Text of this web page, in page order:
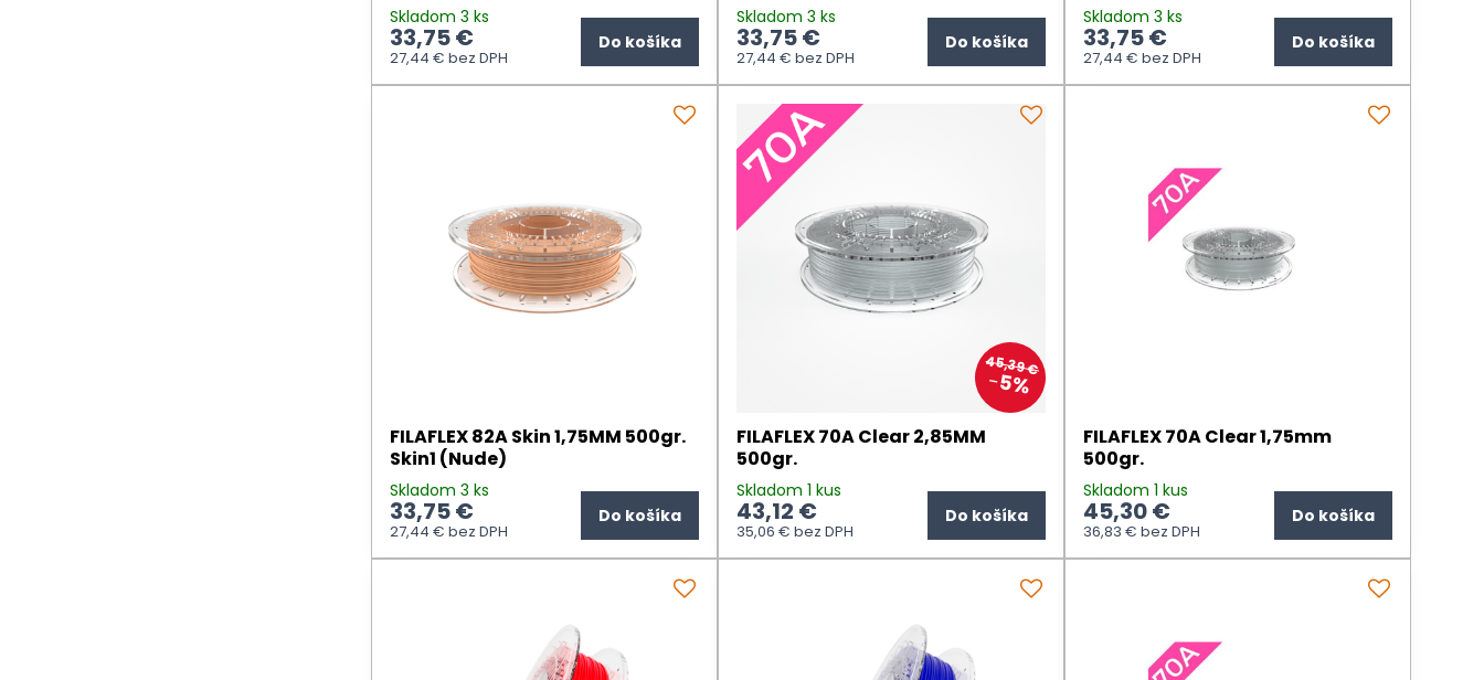
Skladom 3 ks
33,75 €
27,44 €bez DPH
Do košíka
Skladom 3 ks
33,75 €
27,44 €bez DPH
Do košíka
Skladom 3 ks
33,75 €
27,44 €bez DPH
Do košíka
FILAFLEX 82A Skin 1,75MM 500gr.
Skin1 (Nude)
Skladom 3 ks
33,75 €
27,44 €bez DPH
Do košíka
45,39 €
5%
FILAFLEX 70A Clear 2,85MM
500gr.
Skladom 1 kus
43,12 €
35,06 €bez DPH
Do košíka
FILAFLEX 70A Clear 1,75mm
500gr.
Skladom 1 kus
45,30 €
36,83 €bez DPH
Do košíka